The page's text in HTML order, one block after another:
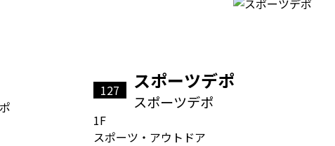
127 スポーツデポ
スポーツデポ
1F
スポーツ・アウトドア